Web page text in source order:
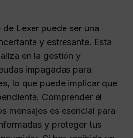
de Lexer puede ser una
y estresante. Esta
en la gestión y
impagadas para
lo que puede implicar que
Comprender el
mensajes es esencial para
y proteger tus